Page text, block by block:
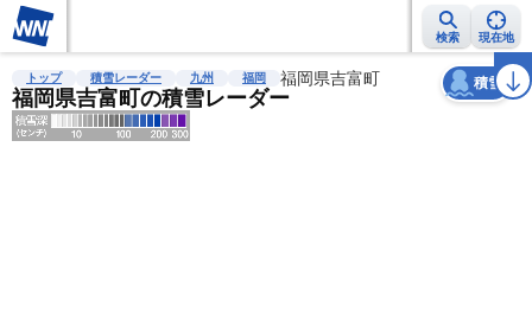
検索 現在地
雨雲レーダー 台風情報 地震情報 警報・注意報 2週間天気 ラ
トップ 積雪レーダー 九州 福岡 福岡県吉富町
福岡県吉富町の積雪レーダー
積雪
天気 台風